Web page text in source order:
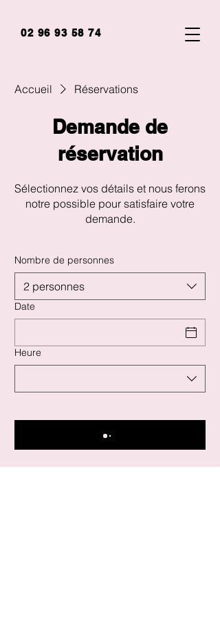
02 96 93 58 74
Accueil Réservations
Demande de
réservation
Sélectionnez vos détails et nous ferons
notre possible pour satisfaire votre
demande.
Nombre de personnes
2 personnes
Date
Heure